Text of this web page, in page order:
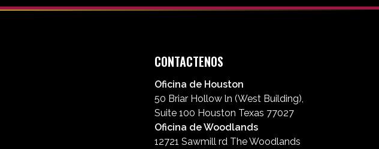
CONTACTENOS
Oficina de Houston
50 Briar Hollow ln (West Building),
Suite 100 Houston Texas 77027
Oficina de Woodlands
12721 Sawmill rd The Woodlands